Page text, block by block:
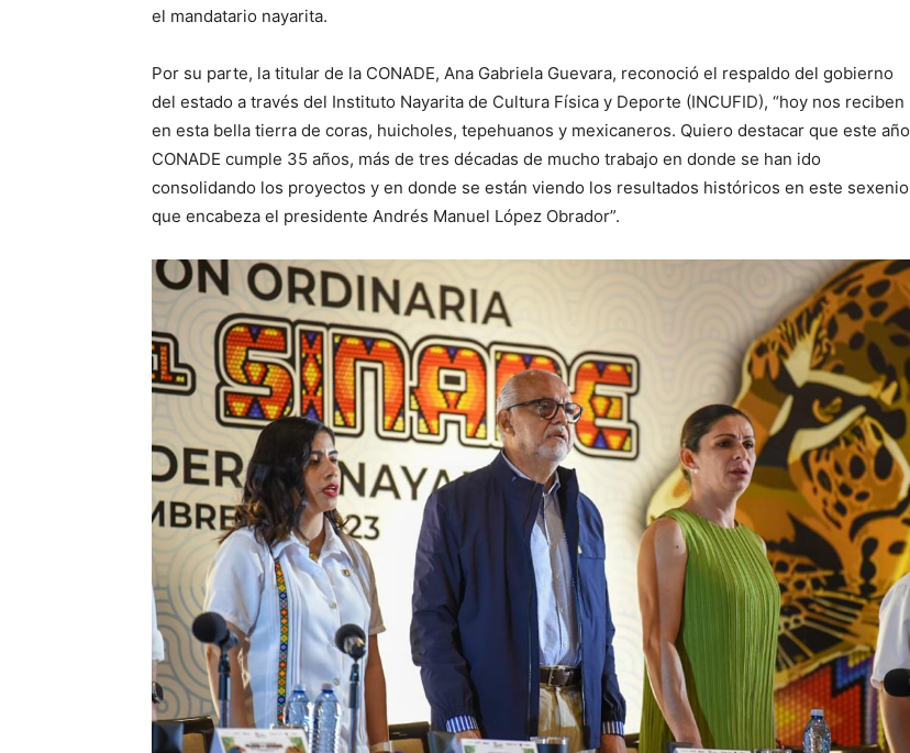
el mandatario nayarita.
Por su parte, la titular de la CONADE, Ana Gabriela Guevara, reconoció el respaldo del gobierno
del estado a través del Instituto Nayarita de Cultura Física y Deporte (INCUFID), “hoy nos reciben
en esta bella tierra de coras, huicholes, tepehuanos y mexicaneros. Quiero destacar que este año
CONADE cumple 35 años, más de tres décadas de mucho trabajo en donde se han ido
consolidando los proyectos y en donde se están viendo los resultados históricos en este sexenio
que encabeza el presidente Andrés Manuel López Obrador”.